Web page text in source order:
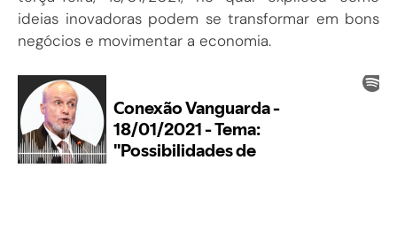
ideias inovadoras podem se transformar em bons
negócios e movimentar a economia.